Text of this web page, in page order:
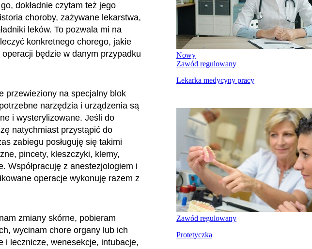
dokładnie czytam też jego
choroby, zażywane lekarstwa,
leków. To pozwala mi na
konkretnego chorego, jakie
będzie w danym przypadku
przewieziony na specjalny blok
narzędzia i urządzenia są
i wysterylizowane. Jeśli do
natychmiast przystąpić do
zabiegu posługuję się takimi
pincety, kleszczyki, klemy,
Współpracuję z anestezjologiem i
operacje wykonuję razem z
zmiany skórne, pobieram
wycinam chore organy lub ich
i lecznicze, wenesekcje, intubacje,
Nowy
Zawód regulowany
Lekarka medycyny pracy
Zawód regulowany
Protetyczka